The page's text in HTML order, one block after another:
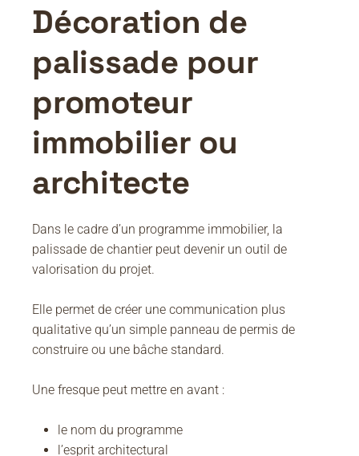
Décoration de
palissade pour
promoteur
immobilier ou
architecte
Dans le cadre d’un programme immobilier, la
palissade de chantier peut devenir un outil de
valorisation du projet.
Elle permet de créer une communication plus
qualitative qu’un simple panneau de permis de
construire ou une bâche standard.
Une fresque peut mettre en avant :
le nom du programme
l’esprit architectural